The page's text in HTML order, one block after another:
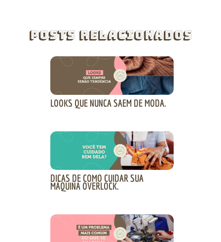
Posts Relacionados
LOOKS QUE NUNCA SAEM DE MODA.
DICAS DE COMO CUIDAR SUA
MÁQUINA OVERLOCK.